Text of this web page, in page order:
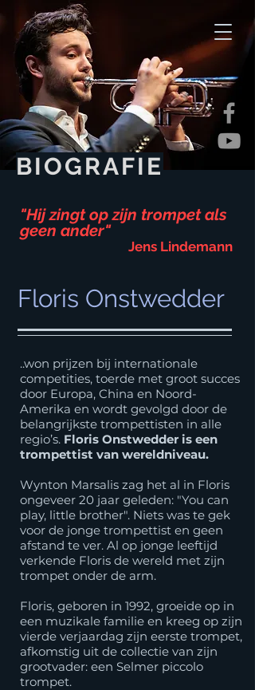
BIOGRAFIE
"Hij zingt op zijn trompet als
geen ander"
Jens Lindemann
Floris Onstwedder
..won prijzen bij internationale
competities, toerde met groot succes
door Europa, China en Noord-
Amerika en wordt gevolgd door de
belangrijkste trompettisten in alle
regio’s. Floris Onstwedder is een
trompettist van wereldniveau.
​Wynton Marsalis zag het al in Floris
ongeveer 20 jaar geleden: "You can
play, little brother". Niets was te gek
voor de jonge trompettist en geen
afstand te ver. Al op jonge leeftijd
verkende Floris de wereld met zijn
trompet onder de arm.
​Floris, geboren in 1992, groeide op in
een muzikale familie en kreeg op zijn
vierde verjaardag zijn eerste trompet,
afkomstig uit de collectie van zijn
grootvader: een Selmer piccolo
trompet.